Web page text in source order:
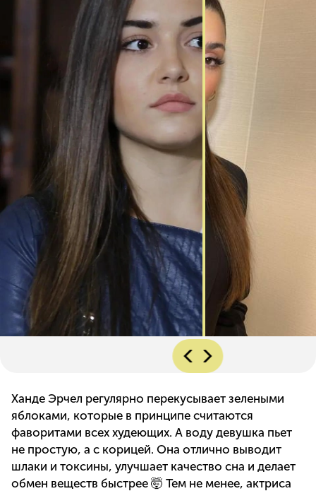
Ханде Эрчел регулярно перекусывает зелеными
яблоками, которые в принципе считаются
фаворитами всех худеющих. А воду девушка пьет
не простую, а с корицей. Она отлично выводит
шлаки и токсины, улучшает качество сна и делает
обмен веществ быстрее 🤯 Тем не менее, актриса